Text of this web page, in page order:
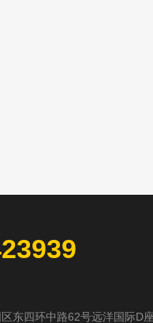
东四环中路62号远洋国际D